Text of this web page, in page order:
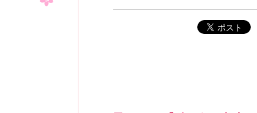
ポスト